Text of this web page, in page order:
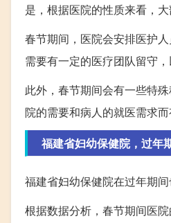
是，根据医院的性质来看，
春节期间，医院会安排医护
需要有一定的医疗团队留守
此外，春节期间会有一些特
院的需要和病人的就医需求而
福建省妇幼保健院，过年
福建省妇幼保健院在过年期
根据数据分析，春节期间医